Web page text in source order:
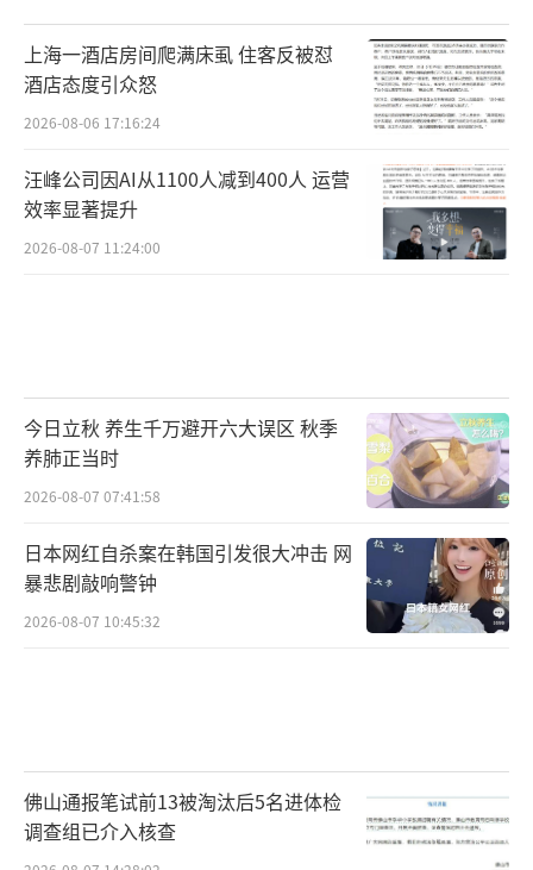
上海一酒店房间爬满床虱 住客反被怼
酒店态度引众怒
2026-08-06 17:16:24
汪峰公司因AI从1100人减到400人 运营
效率显著提升
2026-08-07 11:24:00
今日立秋 养生千万避开六大误区 秋季
养肺正当时
2026-08-07 07:41:58
日本网红自杀案在韩国引发很大冲击 网
暴悲剧敲响警钟
2026-08-07 10:45:32
佛山通报笔试前13被淘汰后5名进体检
调查组已介入核查